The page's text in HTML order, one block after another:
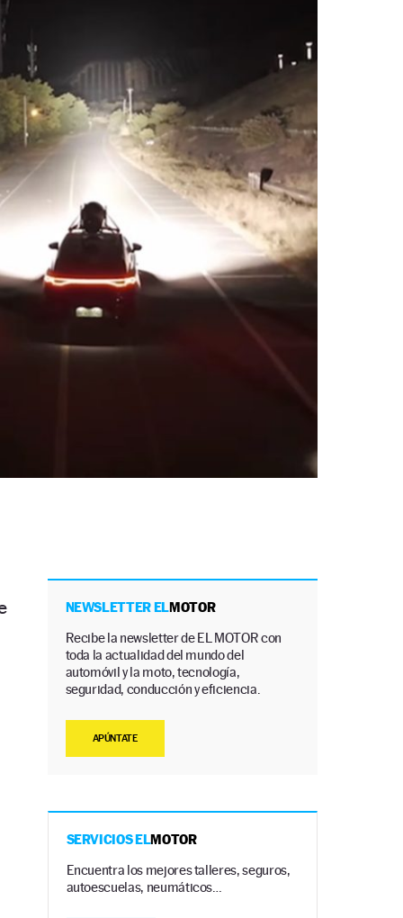
NEWSLETTER ELMOTOR
Recibe la newsletter de EL MOTOR con
toda la actualidad del mundo del
automóvil y la moto, tecnología,
seguridad, conducción y eficiencia.
APÚNTATE
SERVICIOS ELMOTOR
Encuentra los mejores talleres, seguros,
autoescuelas, neumáticos…